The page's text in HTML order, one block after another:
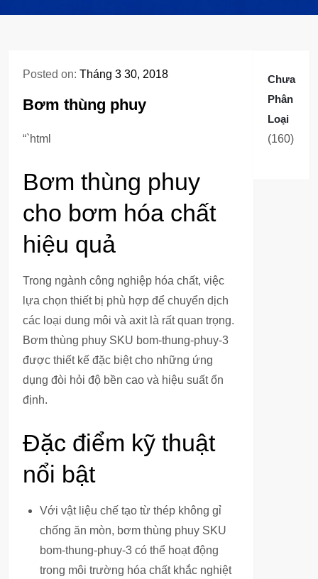
Posted on: Tháng 3 30, 2018
Bơm thùng phuy
“`html
Bơm thùng phuy
cho bơm hóa chất
hiệu quả
Trong ngành công nghiệp hóa chất, việc
lựa chọn thiết bị phù hợp để chuyển dịch
các loại dung môi và axit là rất quan trọng.
Bơm thùng phuy SKU bom-thung-phuy-3
được thiết kế đặc biệt cho những ứng
dụng đòi hỏi độ bền cao và hiệu suất ổn
định.
Đặc điểm kỹ thuật
nổi bật
Với vật liệu chế tạo từ thép không gỉ
chống ăn mòn, bơm thùng phuy SKU
bom-thung-phuy-3 có thể hoạt động
trong môi trường hóa chất khắc nghiệt
Chưa
Phân
Loại
160160